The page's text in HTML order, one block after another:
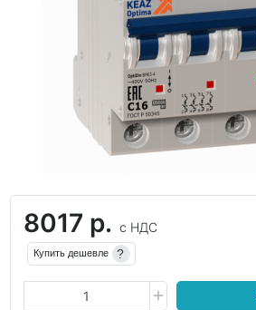
8017 р. с НДС
Купить дешевле ?